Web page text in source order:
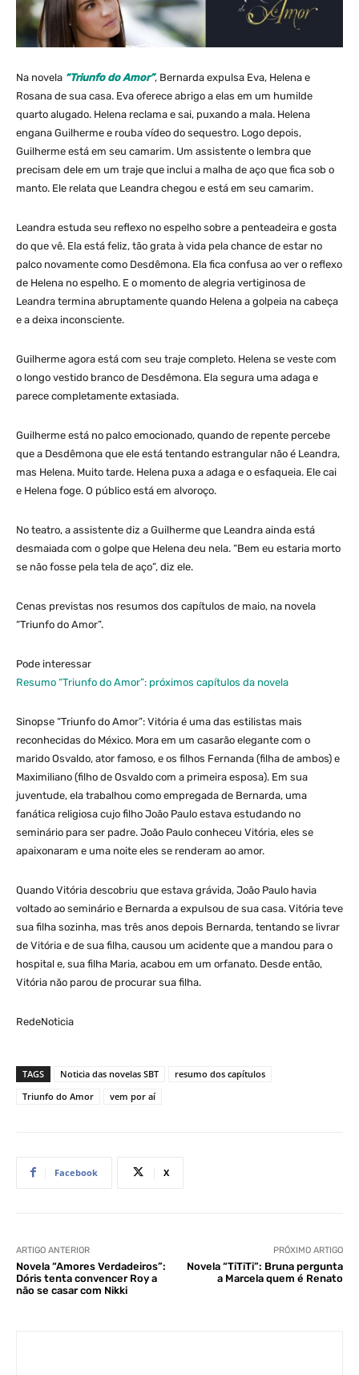
Na novela “Triunfo do Amor”, Bernarda expulsa Eva, Helena e
Rosana de sua casa. Eva oferece abrigo a elas em um humilde
quarto alugado. Helena reclama e sai, puxando a mala. Helena
engana Guilherme e rouba vídeo do sequestro. Logo depois,
Guilherme está em seu camarim. Um assistente o lembra que
precisam dele em um traje que inclui a malha de aço que fica sob o
manto. Ele relata que Leandra chegou e está em seu camarim.
Leandra estuda seu reflexo no espelho sobre a penteadeira e gosta
do que vê. Ela está feliz, tão grata à vida pela chance de estar no
palco novamente como Desdêmona. Ela fica confusa ao ver o reflexo
de Helena no espelho. E o momento de alegria vertiginosa de
Leandra termina abruptamente quando Helena a golpeia na cabeça
e a deixa inconsciente.
Guilherme agora está com seu traje completo. Helena se veste com
o longo vestido branco de Desdêmona. Ela segura uma adaga e
parece completamente extasiada.
Guilherme está no palco emocionado, quando de repente percebe
que a Desdêmona que ele está tentando estrangular não é Leandra,
mas Helena. Muito tarde. Helena puxa a adaga e o esfaqueia. Ele cai
e Helena foge. O público está em alvoroço.
No teatro, a assistente diz a Guilherme que Leandra ainda está
desmaiada com o golpe que Helena deu nela. “Bem eu estaria morto
se não fosse pela tela de aço”, diz ele.
Cenas previstas nos resumos dos capítulos de maio, na novela
“Triunfo do Amor”.
Pode interessar
Resumo “Triunfo do Amor”: próximos capítulos da novela
Sinopse “Triunfo do Amor”: Vitória é uma das estilistas mais
reconhecidas do México. Mora em um casarão elegante com o
marido Osvaldo, ator famoso, e os filhos Fernanda (filha de ambos) e
Maximiliano (filho de Osvaldo com a primeira esposa). Em sua
juventude, ela trabalhou como empregada de Bernarda, uma
fanática religiosa cujo filho João Paulo estava estudando no
seminário para ser padre. João Paulo conheceu Vitória, eles se
apaixonaram e uma noite eles se renderam ao amor.
Quando Vitória descobriu que estava grávida, João Paulo havia
voltado ao seminário e Bernarda a expulsou de sua casa. Vitória teve
sua filha sozinha, mas três anos depois Bernarda, tentando se livrar
de Vitória e de sua filha, causou um acidente que a mandou para o
hospital e, sua filha Maria, acabou em um orfanato. Desde então,
Vitória não parou de procurar sua filha.
RedeNoticia
TAGS Noticia das novelas SBT
resumo dos capítulos
Triunfo do Amor
vem por aí
Facebook X
ARTIGO ANTERIOR
Novela “Amores Verdadeiros”:
Dóris tenta convencer Roy a
não se casar com Nikki
PRÓXIMO ARTIGO
Novela “TiTiTi”: Bruna pergunta
a Marcela quem é Renato